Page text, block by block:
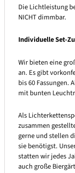
Die Lichtleistung
NICHT dimmbar.
Individuelle Set-
Wir bieten eine
an. Es gibt
bis 60 Fassungen.
mit bunten
Als
zusammen
gerne und stellen
sie benötigst.
statten wir jedes
auch große